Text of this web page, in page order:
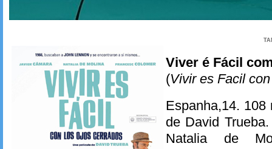
Viver é Fácil
(Vivir es Facil
Espanha,14. 108
de David
Natalia de